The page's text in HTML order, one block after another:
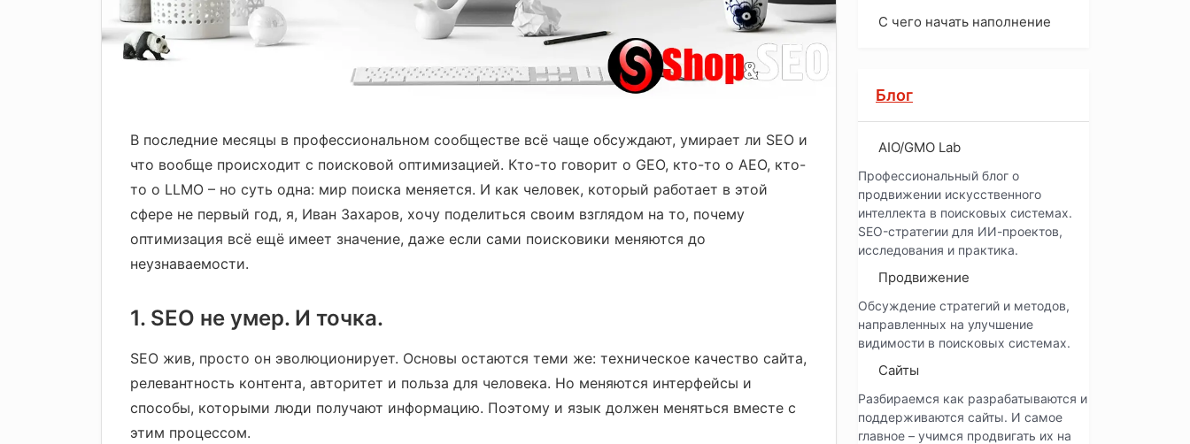
В последние месяцы в профессиональном сообществе всё чаще обсуждают, умирает ли SEO и
что вообще происходит с поисковой оптимизацией. Кто-то говорит о GEO, кто-то о AEO, кто-
то о LLMO – но суть одна: мир поиска меняется. И как человек, который работает в этой
сфере не первый год, я, Иван Захаров, хочу поделиться своим взглядом на то, почему
оптимизация всё ещё имеет значение, даже если сами поисковики меняются до
неузнаваемости.
1. SEO не умер. И точка.
SEO жив, просто он эволюционирует. Основы остаются теми же: техническое качество сайта,
релевантность контента, авторитет и польза для человека. Но меняются интерфейсы и
способы, которыми люди получают информацию. Поэтому и язык должен меняться вместе с
этим процессом.
С чего начать наполнение
Блог
AIO/GMO Lab
Профессиональный блог о
продвижении искусственного
интеллекта в поисковых системах.
SEO-стратегии для ИИ-проектов,
исследования и практика.
Продвижение
Обсуждение стратегий и методов,
направленных на улучшение
видимости в поисковых системах.
Сайты
Разбираемся как разрабатываются и
поддерживаются сайты. И самое
главное – учимся продвигать их на